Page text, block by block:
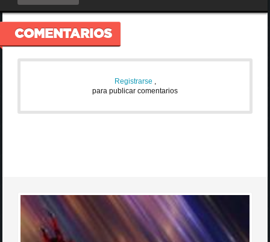
COMENTARIOS
Registrarse ,
para publicar comentarios